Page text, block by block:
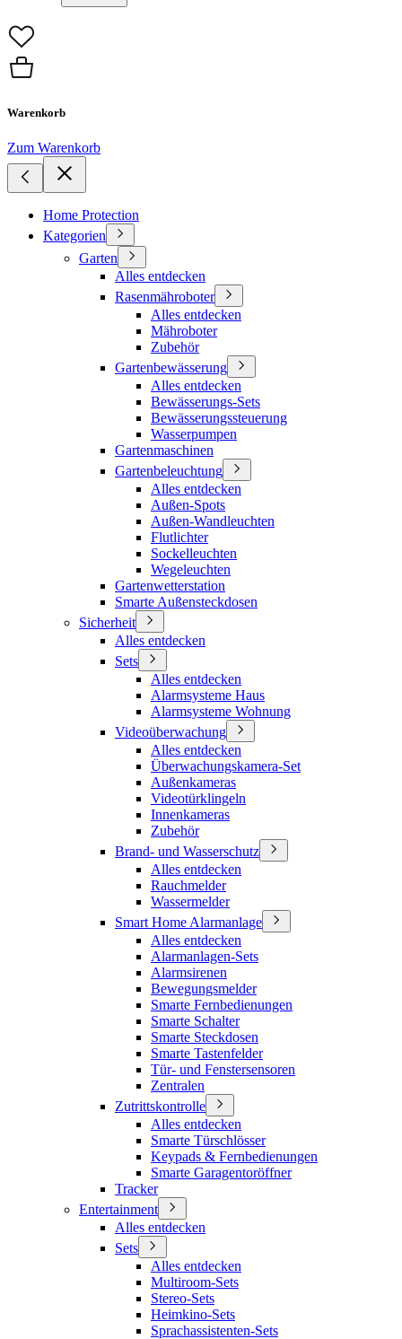
Warenkorb
Zum Warenkorb
Home Protection
Kategorien
Garten
Alles entdecken
Rasenmähroboter
Alles entdecken
Mähroboter
Zubehör
Gartenbewässerung
Alles entdecken
Bewässerungs-Sets
Bewässerungssteuerung
Wasserpumpen
Gartenmaschinen
Gartenbeleuchtung
Alles entdecken
Außen-Spots
Außen-Wandleuchten
Flutlichter
Sockelleuchten
Wegeleuchten
Gartenwetterstation
Smarte Außensteckdosen
Sicherheit
Alles entdecken
Sets
Alles entdecken
Alarmsysteme Haus
Alarmsysteme Wohnung
Videoüberwachung
Alles entdecken
Überwachungskamera-Set
Außenkameras
Videotürklingeln
Innenkameras
Zubehör
Brand- und Wasserschutz
Alles entdecken
Rauchmelder
Wassermelder
Smart Home Alarmanlage
Alles entdecken
Alarmanlagen-Sets
Alarmsirenen
Bewegungsmelder
Smarte Fernbedienungen
Smarte Schalter
Smarte Steckdosen
Smarte Tastenfelder
Tür- und Fenstersensoren
Zentralen
Zutrittskontrolle
Alles entdecken
Smarte Türschlösser
Keypads & Fernbedienungen
Smarte Garagentoröffner
Tracker
Entertainment
Alles entdecken
Sets
Alles entdecken
Multiroom-Sets
Stereo-Sets
Heimkino-Sets
Sprachassistenten-Sets